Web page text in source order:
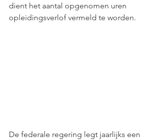
dient het aantal opgenomen uren
opleidingsverlof vermeld te worden.
De federale regering legt jaarlijks een